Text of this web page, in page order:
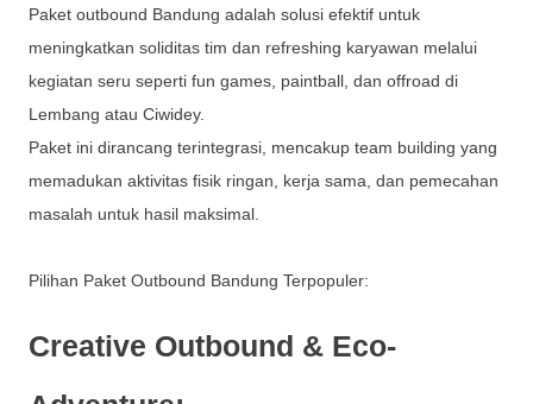
Paket outbound Bandung adalah solusi efektif untuk
meningkatkan soliditas tim dan refreshing karyawan melalui
kegiatan seru seperti fun games, paintball, dan offroad di
Lembang atau Ciwidey.
Paket ini dirancang terintegrasi, mencakup team building yang
memadukan aktivitas fisik ringan, kerja sama, dan pemecahan
masalah untuk hasil maksimal.
Pilihan Paket Outbound Bandung Terpopuler:
Creative Outbound & Eco-